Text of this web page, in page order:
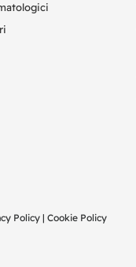
Policy| Cookie Policy